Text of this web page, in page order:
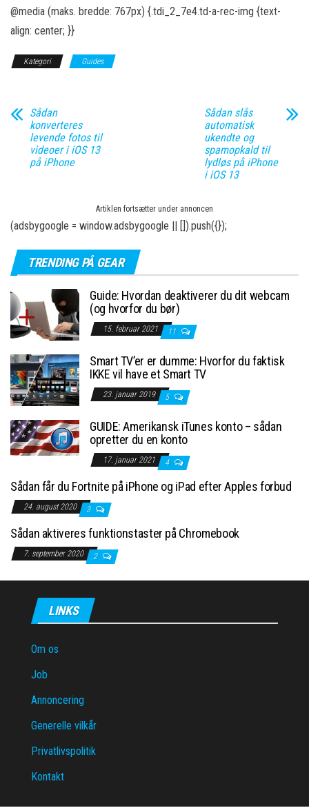
@media (maks. bredde: 767px) {.tdi_2_7e4.td-a-rec-img {text-
align: center; }}
Kategori Guides
Sådan
konverteres
levende fotos til
videoer i iOS 13
på iPhone
Sådan slås
automatisk
ukendte og
spamopkald til
lydløs på iPhone
i iOS 13
Artiklen fortsætter under annoncen
(adsbygoogle = window.adsbygoogle || []).push({});
TRENDING PÅ GEAR
Guide: Hvordan deaktiverer du dit webcam
(og hvorfor du bør)
15. februar 2021 11
Smart TV’er er dumme: Hvorfor du faktisk
IKKE vil have et Smart TV
23. januar 2019 5
GUIDE: Amerikansk iTunes konto – sådan
opretter du en konto
17. januar 2021 4
Sådan får du Fortnite på iPhone og iPad efter Apples forbud
24. august 2020 3
Sådan aktiveres funktionstaster på Chromebook
7. september 2020 2
LINKS
Om os
Job
Annoncering
Generelle vilkår
Privatlivspolitik
Kontakt